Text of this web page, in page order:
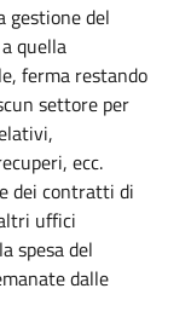
gestione del
quella
ferma restando
settore per
ecc.
dei contratti di
uffici
spesa del
dalle